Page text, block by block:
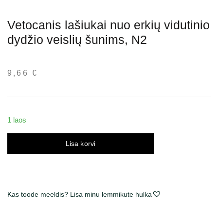
Vetocanis lašiukai nuo erkių vidutinio
dydžio veislių šunims, N2
9,66 €
1 laos
vidutinio
Lisa korvi
Kas toode meeldis? Lisa minu lemmikute hulka